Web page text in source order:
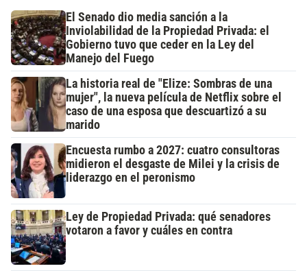
El Senado dio media sanción a la
Inviolabilidad de la Propiedad Privada: el
Gobierno tuvo que ceder en la Ley del
Manejo del Fuego
La historia real de "Elize: Sombras de una
mujer", la nueva película de Netflix sobre el
caso de una esposa que descuartizó a su
marido
Encuesta rumbo a 2027: cuatro consultoras
midieron el desgaste de Milei y la crisis de
liderazgo en el peronismo
Ley de Propiedad Privada: qué senadores
votaron a favor y cuáles en contra